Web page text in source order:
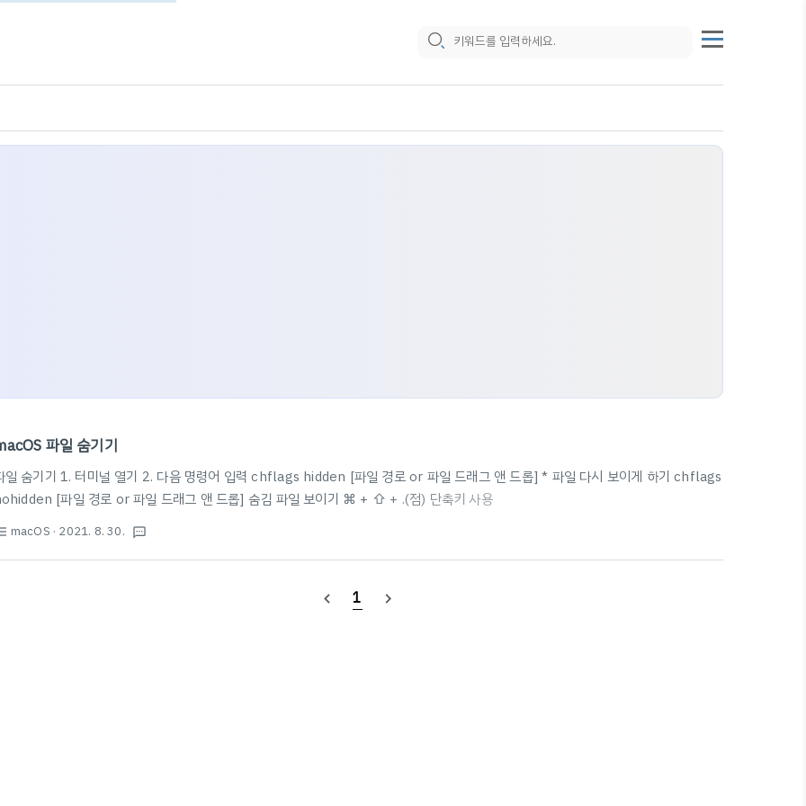
파일 숨기기
일 숨기기 1. 터미널 열기 2. 다음 명령어 입력 chflags hidden [파일 경로 or 파일 드래그 앤 드롭] * 파일 다시 보이게 하기 chflags
[파일 경로 or 파일 드래그 앤 드롭] 숨김 파일 보이기 ⌘ + ⇧ + .(점) 단축키 사용
macOS · 2021. 8. 30. textsms
navigate_before 1 navigate_next